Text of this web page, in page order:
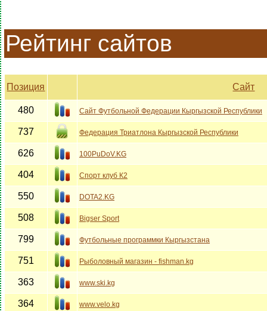
Рейтинг сайтов
Позиция Сайт
480 Сайт Футбольной Федерации Кыргызской Республики
737 Федерация Триатлона Кыргызской Республики
626 100PuDoV.KG
404 Спорт клуб К2
550 DOTA2.KG
508 Bigser Sport
799 Футбольные программки Кыргызстана
751 Рыболовный магазин - fishman.kg
363 www.ski.kg
364 www.velo.kg